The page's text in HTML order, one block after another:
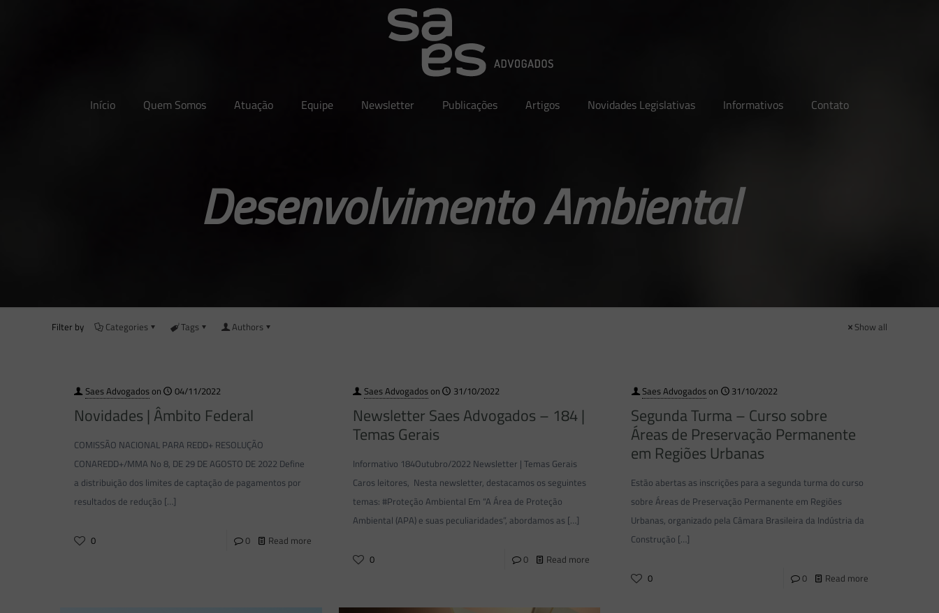
Início Quem Somos Atuação Equipe Newsletter Publicações Artigos Novidades Legislativas Informativos Contato
Desenvolvimento Ambiental
Filter by Categories Tags Authors Show all
Saes Advogadoson 04/11/2022
Novidades | Âmbito Federal
COMISSÃO NACIONAL PARA REDD+ RESOLUÇÃO
CONAREDD+/MMA No 8, DE 29 DE AGOSTO DE 2022 Define
a distribuição dos limites de captação de pagamentos por
resultados de redução […]
0 0 Read more
Saes Advogadoson 31/10/2022
Newsletter Saes Advogados – 184 |
Temas Gerais
Informativo 184Outubro/2022 Newsletter | Temas Gerais
Caros leitores, Nesta newsletter, destacamos os seguintes
temas: #Proteção Ambiental Em “A Área de Proteção
Ambiental (APA) e suas peculiaridades”, abordamos as […]
0 0 Read more
Saes Advogadoson 31/10/2022
Segunda Turma – Curso sobre
Áreas de Preservação Permanente
em Regiões Urbanas
Estão abertas as inscrições para a segunda turma do curso
sobre Áreas de Preservação Permanente em Regiões
Urbanas, organizado pela Câmara Brasileira da Indústria da
Construção […]
0 0 Read more